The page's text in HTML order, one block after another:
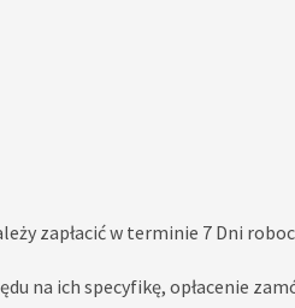
zapłacić w terminie 7 Dni
na ich specyfikę, opłacenie